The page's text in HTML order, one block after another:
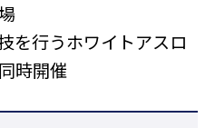
を行うホワイトアスロ
時開催